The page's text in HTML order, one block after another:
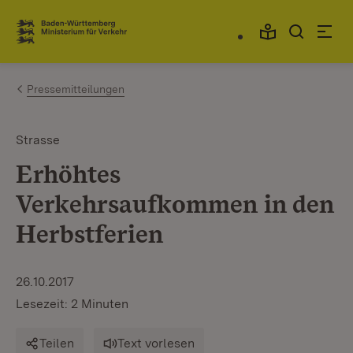
Zum Inhalt springen
Link zur Startseite
Pressemitteilungen
Strasse
Erhöhtes
Verkehrsaufkommen in den
Herbstferien
26.10.2017
Lesezeit: 2 Minuten
Teilen Text vorlesen